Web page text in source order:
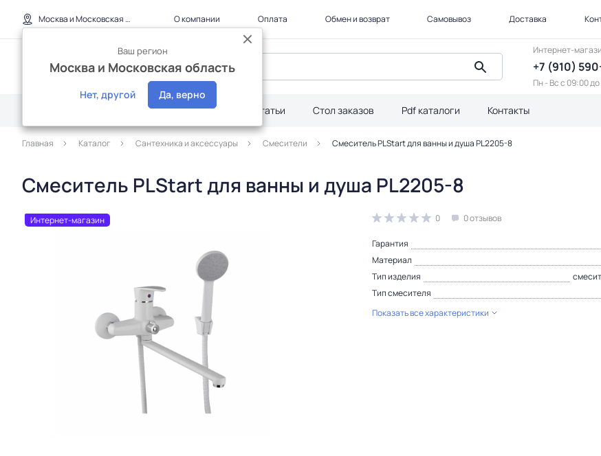
Москва и Московская область
Ваш регион
Москва и Московская область
Нет, другой Да, верно
О компании Оплата Обмен и возврат Самовывоз Доставка
Интернет-
+7 (910)
Пн - Вс с 09:00
Дилерам Акции Статьи Стол заказов Pdf каталоги Контакты
Главная Каталог Сантехника и аксессуары Смесители Смеситель PLStart для ванны и душа PL2205-8
Смеситель PLStart для ванны и душа PL2205-8
Интернет-магазин 0 0 отзывов
Гарантия
Материал
Тип изделия
Тип смесителя
Показать все характеристики